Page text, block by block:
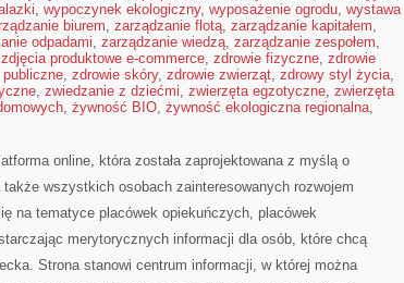
, wypoczynek ekologiczny, wyposażenie ogrodu, wystawa
biurem, zarządzanie flotą, zarządzanie kapitałem,
odpadami, zarządzanie wiedzą, zarządzanie zespołem,
zdjęcia produktowe e-commerce, zdrowie fizyczne, zdrowie
publiczne, zdrowie skóry, zdrowie zwierząt, zdrowy styl życia,
, zwiedzanie z dziećmi, zwierzęta egzotyczne, zwierzęta
, żywność BIO, żywność ekologiczna regionalna,
online, która została zaprojektowana z myślą o
wszystkich osobach zainteresowanych rozwojem
na tematyce placówek opiekuńczych, placówek
merytorycznych informacji dla osób, które chcą
Strona stanowi centrum informacji, w której można